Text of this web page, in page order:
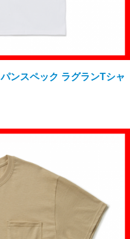
ンスペック ラグランTシャ